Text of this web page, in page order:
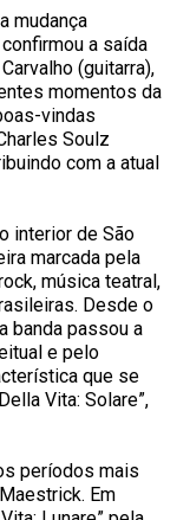
mudança
a saída
(guitarra),
momentos da
vindas
Soulz
com a atual
interior de São
marcada pela
música teatral,
Desde o
banda passou a
e pelo
que se
Vita: Solare”,
períodos mais
Em